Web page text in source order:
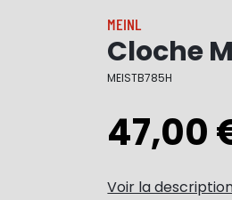
MEINL
Cloche
MEISTB785H
47,00
Voir la